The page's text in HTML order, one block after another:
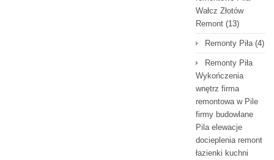
Wałcz Złotów
Remont (13)
Remonty Piła(4)
Remonty Piła
Wykończenia
wnętrz firma
remontowa w Pile
firmy budowlane
Pila elewacje
docieplenia remont
łazienki kuchni